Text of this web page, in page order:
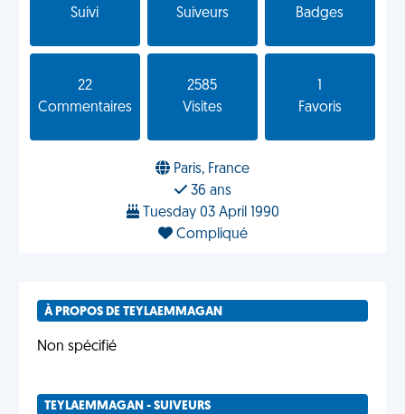
Suivi
Suiveurs
Badges
22
Commentaires
2585
Visites
Favoris
Paris, France
36 ans
Tuesday 03 April 1990
Compliqué
À PROPOS DE TEYLAEMMAGAN
Non spécifié
TEYLAEMMAGAN - SUIVEURS